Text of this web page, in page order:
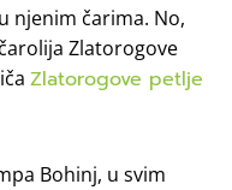
njenim čarima. No,
Zlatorogove
Zlatorogove petlje
Bohinj, u svim